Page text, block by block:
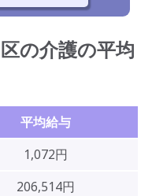
の介護の平均
平均給与
1,072円
206,514円